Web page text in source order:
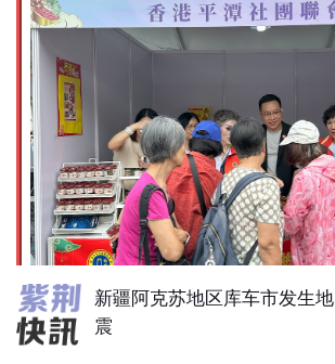
高温天气持续！请补充足够水
分。如感不适，立刻休息或求
助，需要...
新疆阿克苏地区库车市发生地
震
邓炳强：任何人若从事危害国
安行为 政府必定依法调查追